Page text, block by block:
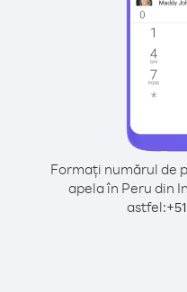
Formați numărul de
apela în Peru din
astfel:+51